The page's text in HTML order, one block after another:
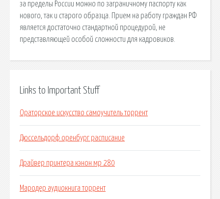
за пределы России можно по заграничному паспорту как
нового, так и старого образца. Прием на работу граждан РФ
является достаточно стандартной процедурой, не
представляющей особой сложности для кадровиков.
Links to Important Stuff
Ораторское искусство самоучитель торрент
Дюссельдорф оренбург расписание
Драйвер принтера кэнон мр 280
Мародер аудиокнига торрент